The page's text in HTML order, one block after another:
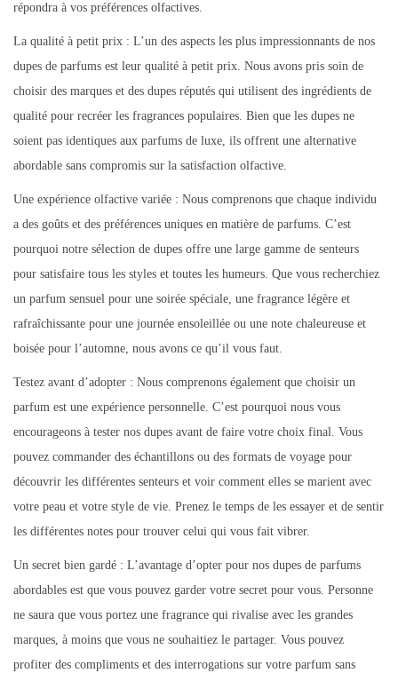
répondra à vos préférences olfactives.
La qualité à petit prix : L’un des aspects les plus impressionnants de nos
dupes de parfums est leur qualité à petit prix. Nous avons pris soin de
choisir des marques et des dupes réputés qui utilisent des ingrédients de
qualité pour recréer les fragrances populaires. Bien que les dupes ne
soient pas identiques aux parfums de luxe, ils offrent une alternative
abordable sans compromis sur la satisfaction olfactive.
Une expérience olfactive variée : Nous comprenons que chaque individu
a des goûts et des préférences uniques en matière de parfums. C’est
pourquoi notre sélection de dupes offre une large gamme de senteurs
pour satisfaire tous les styles et toutes les humeurs. Que vous recherchiez
un parfum sensuel pour une soirée spéciale, une fragrance légère et
rafraîchissante pour une journée ensoleillée ou une note chaleureuse et
boisée pour l’automne, nous avons ce qu’il vous faut.
Testez avant d’adopter : Nous comprenons également que choisir un
parfum est une expérience personnelle. C’est pourquoi nous vous
encourageons à tester nos dupes avant de faire votre choix final. Vous
pouvez commander des échantillons ou des formats de voyage pour
découvrir les différentes senteurs et voir comment elles se marient avec
votre peau et votre style de vie. Prenez le temps de les essayer et de sentir
les différentes notes pour trouver celui qui vous fait vibrer.
Un secret bien gardé : L’avantage d’opter pour nos dupes de parfums
abordables est que vous pouvez garder votre secret pour vous. Personne
ne saura que vous portez une fragrance qui rivalise avec les grandes
marques, à moins que vous ne souhaitiez le partager. Vous pouvez
profiter des compliments et des interrogations sur votre parfum sans